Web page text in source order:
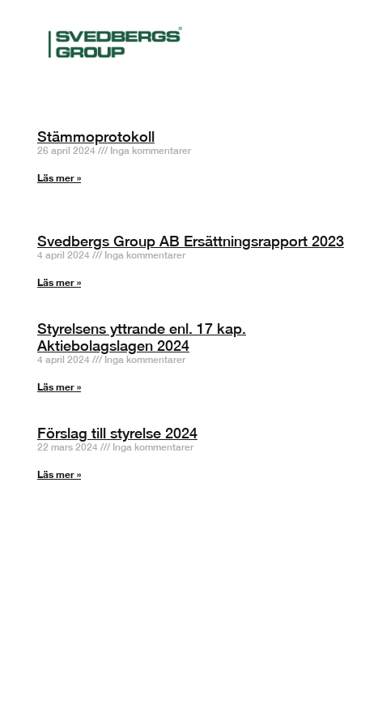
Stämmoprotokoll
26 april 2024 Inga kommentarer
Läs mer »
Svedbergs Group AB Ersättningsrapport 2023
4 april 2024 Inga kommentarer
Läs mer »
Styrelsens yttrande enl. 17 kap.
Aktiebolagslagen 2024
4 april 2024 Inga kommentarer
Läs mer »
Förslag till styrelse 2024
22 mars 2024 Inga kommentarer
Läs mer »